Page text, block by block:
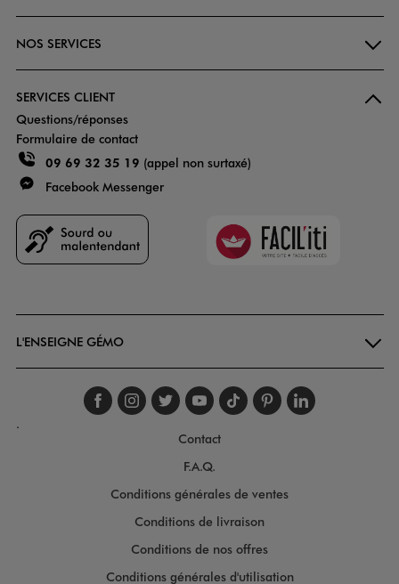
NOS SERVICES
SERVICES CLIENT
Questions/réponses
Formulaire de contact
09 69 32 35 19 (appel non surtaxé)
Facebook Messenger
Faciliti
L'ENSEIGNE GÉMO
Suivez-nous sur
Suivez-nous sur
Suivez-nous sur
Suivez-nous
Suivez-nous
Suivez-
.
Contact
F.A.Q.
Conditions générales de ventes
Conditions de livraison
Conditions de nos offres
Conditions générales d'utilisation